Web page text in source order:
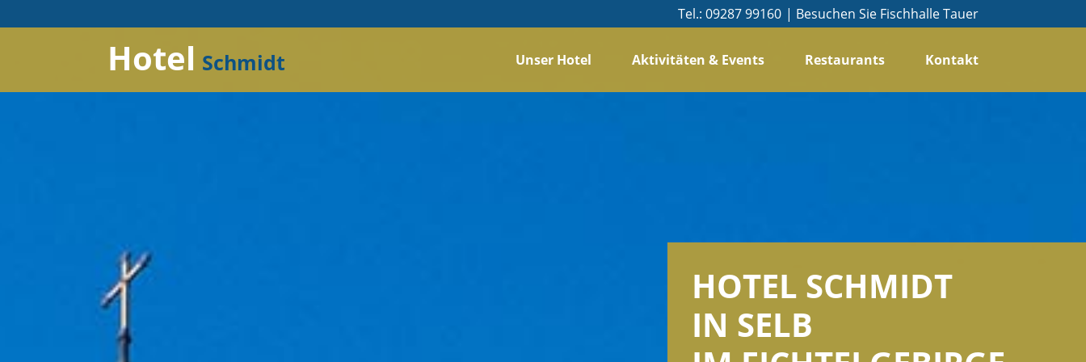
Hotel Schmidt Unser Hotel Aktivitäten & Events Restaurants Kontakt
HOTEL SCHMIDT
IN SELB
Tel.:09287 99160 Besuchen Sie Fischhalle Tauer